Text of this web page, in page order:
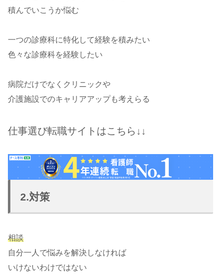
積んでいこうか悩む
一つの診療科に特化して経験を積みたい
色々な診療科を経験したい
病院だけでなくクリニックや
介護施設でのキャリアアップも考えらる
仕事選び転職サイトはこちら↓↓
2.対策
相談
自分一人で悩みを解決しなければ
いけないわけではない